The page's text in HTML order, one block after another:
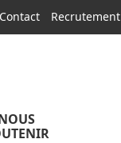
Contact Recrutement